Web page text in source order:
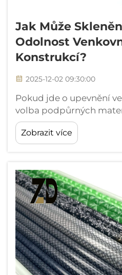
Jak Může
Odolnost
Konstrukcí?
2025-12-02 09:30:00
Pokud jde o upevnění
volba podpůrných
rozhodnout o životnosti
instalace. Dřevěné
dominují na trhu již
lepší výkon.
Zobrazit více